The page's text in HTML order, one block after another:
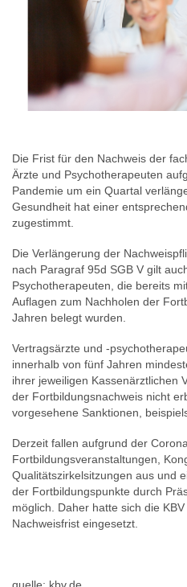
Die Frist für den Nachweis der
Ärzte und Psychotherapeuten
Pandemie um ein Quartal
Gesundheit hat einer
zugestimmt.
Die Verlängerung der
nach Paragraf 95d SGB V gilt
Psychotherapeuten, die bereits
Auflagen zum Nachholen der
Jahren belegt wurden.
Vertragsärzte und -
innerhalb von fünf Jahren
ihrer jeweiligen Kassenärztlichen
der Fortbildungsnachweis nicht
vorgesehene Sanktionen,
Derzeit fallen aufgrund der
Fortbildungsveranstaltungen,
Qualitätszirkelsitzungen aus und
der Fortbildungspunkte durch
möglich. Daher hatte sich die
Nachweisfrist eingesetzt.
quelle: kbv.de